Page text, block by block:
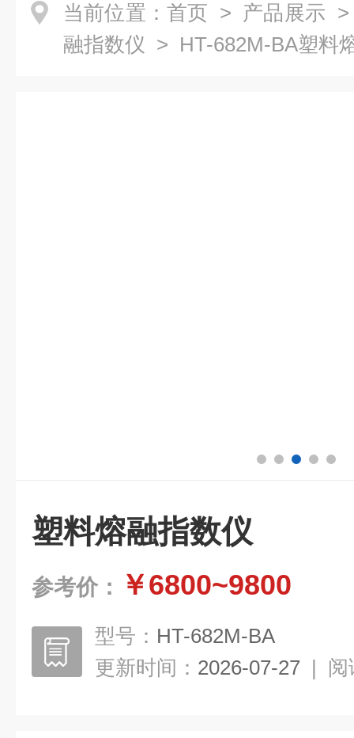
当前位置： 首页 > 产品展示
融指数仪 > HT-682M-BA塑料
塑料熔融指数仪
参考价： ￥6800~9800
型号： HT-682M-BA
更新时间： 2026-07-27 | 阅